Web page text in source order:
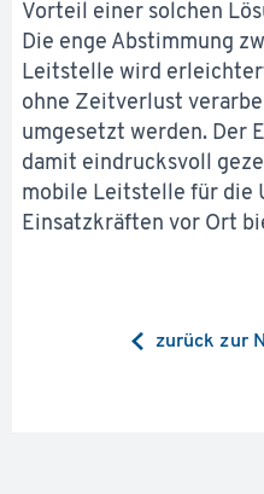
Vorteil einer solchen
Die enge Abstimmung
Leitstelle wird
ohne Zeitverlust
umgesetzt werden. Der
damit eindrucksvoll
mobile Leitstelle für die
Einsatzkräften vor Ort
zurück zur